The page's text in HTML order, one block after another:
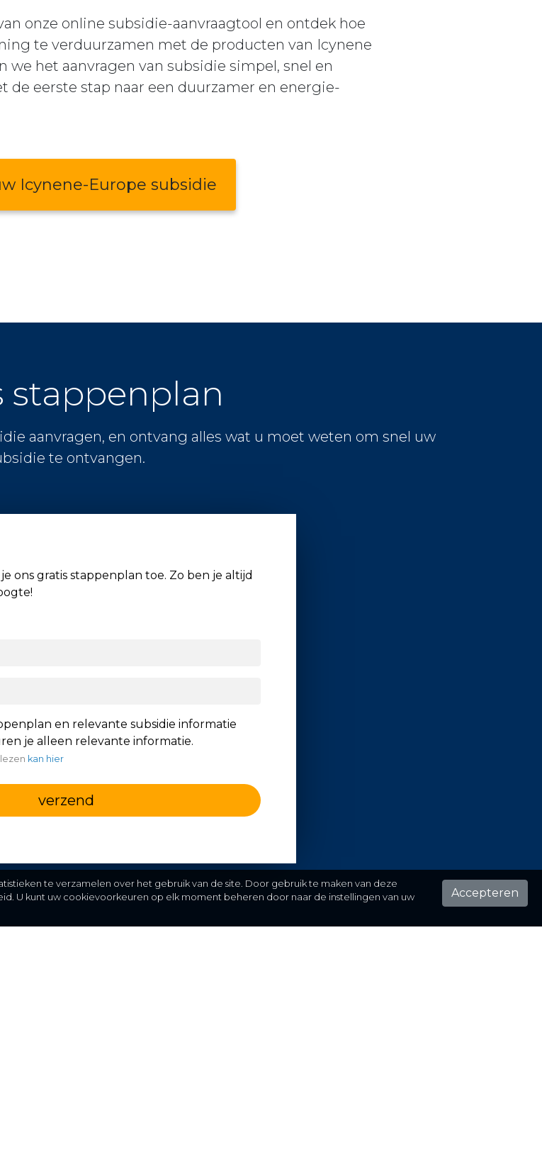
onze online subsidie-aanvraagtool en ontdek hoe
te verduurzamen met de producten van Icynene
we het aanvragen van subsidie simpel, snel en
de eerste stap naar een duurzamer en energie-
Icynene-Europe subsidie
stappenplan
aanvragen, en ontvang alles wat u moet weten om snel uw
te ontvangen.
ons gratis stappenplan toe. Zo ben je altijd
en relevante subsidie informatie
je alleen relevante informatie.
kan hier
verzend
te verzamelen over het gebruik van de site. Door gebruik te maken van deze
U kunt uw cookievoorkeuren op elk moment beheren door naar de instellingen van uw
Accepteren